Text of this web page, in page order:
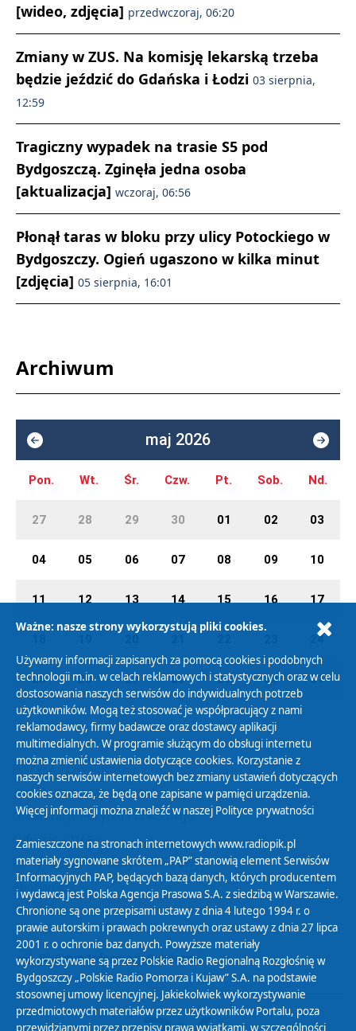
[wideo, zdjęcia] przedwczoraj, 06:20
Zmiany w ZUS. Na komisję lekarską trzeba
będzie jeździć do Gdańska i Łodzi 03 sierpnia,
12:59
Tragiczny wypadek na trasie S5 pod
Bydgoszczą. Zginęła jedna osoba
[aktualizacja] wczoraj, 06:56
Płonął taras w bloku przy ulicy Potockiego w
Bydgoszczy. Ogień ugaszono w kilka minut
[zdjęcia] 05 sierpnia, 16:01
Archiwum
maj 2026
Pon. Wt. Śr. Czw. Pt. Sob. Nd.
27 28 29 30 01 02 03
04 05 06 07 08 09 10
11 12 13 14 15 16 17
24
25 26 27 28 29 30 31
Polityka Prywatności
Zasady korzystania z Serwisu
Organizacje Pożytku Publicznego
Cyfryzacja DAB+
Polityka ochrony danych osobowych
Abonament
Zamówienia publiczne
Biuletyn Informacji Publicznej
Ważne: nasze strony wykorzystują pliki cookies.
Używamy informacji zapisanych za pomocą cookies i podobnych
technologii m.in. w celach reklamowych i statystycznych oraz w celu
dostosowania naszych serwisów do indywidualnych potrzeb
użytkowników. Mogą też stosować je współpracujący z nami
reklamodawcy, firmy badawcze oraz dostawcy aplikacji
multimedialnych. W programie służącym do obsługi internetu
można zmienić ustawienia dotyczące cookies. Korzystanie z
naszych serwisów internetowych bez zmiany ustawień dotyczących
cookies oznacza, że będą one zapisane w pamięci urządzenia.
Więcej informacji można znaleźć w naszej Polityce prywatności
Zamieszczone na stronach internetowych www.radiopik.pl
materiały sygnowane skrótem „PAP” stanowią element Serwisów
Informacyjnych PAP, będących bazą danych, których producentem
i wydawcą jest Polska Agencja Prasowa S.A. z siedzibą w Warszawie.
Chronione są one przepisami ustawy z dnia 4 lutego 1994 r. o
prawie autorskim i prawach pokrewnych oraz ustawy z dnia 27 lipca
2001 r. o ochronie baz danych. Powyższe materiały
wykorzystywane są przez Polskie Radio Regionalną Rozgłośnię w
Bydgoszczy „Polskie Radio Pomorza i Kujaw” S.A. na podstawie
stosownej umowy licencyjnej. Jakiekolwiek wykorzystywanie
przedmiotowych materiałów przez użytkowników Portalu, poza
przewidzianymi przez przepisy prawa wyjątkami, w szczególności